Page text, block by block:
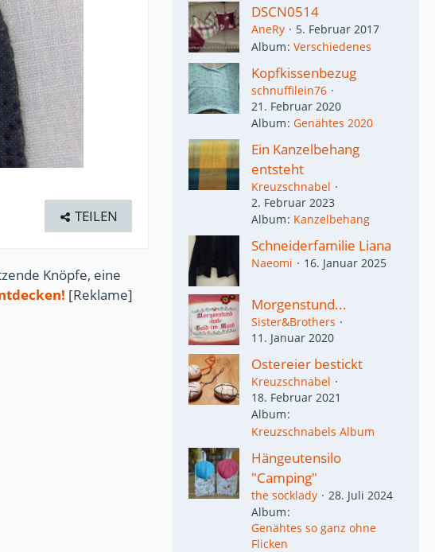
TEILEN
Knöpfe, eine
[Reklame]
DSCN0514
AneRy
5. Februar 2017
Album Verschiedenes
Kopfkissenbezug
schnuffilein76
21. Februar 2020
Album Genähtes 2020
Ein Kanzelbehang
entsteht
Kreuzschnabel
2. Februar 2023
Album Kanzelbehang
Schneiderfamilie Liana
Naeomi 16. Januar 2025
Morgenstund...
Sister&Brothers
11. Januar 2020
Ostereier bestickt
Kreuzschnabel
18. Februar 2021
Album
Kreuzschnabels Album
Hängeutensilo
"Camping"
the socklady
28. Juli 2024
Album
Genähtes so ganz ohne
Flicken